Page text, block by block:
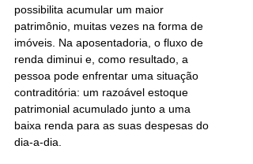
possibilita acumular um maior
patrimônio, muitas vezes na forma de
imóveis. Na aposentadoria, o fluxo de
renda diminui e, como resultado, a
pessoa pode enfrentar uma situação
contraditória: um razoável estoque
patrimonial acumulado junto a uma
baixa renda para as suas despesas do
dia-a-dia.